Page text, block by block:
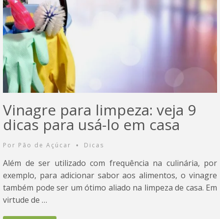
Vinagre para limpeza: veja 9
dicas para usá-lo em casa
Por Pão de Açúcar • Dicas
Além de ser utilizado com frequência na culinária, por
exemplo, para adicionar sabor aos alimentos, o vinagre
também pode ser um ótimo aliado na limpeza de casa. Em
virtude de …